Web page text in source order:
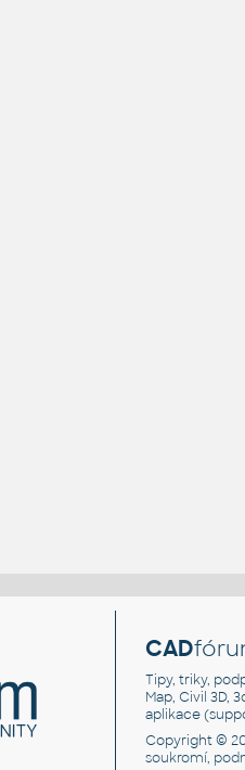
CAD
Tipy, triky,
Map, Civil 3D,
aplikace
Copyright ©
soukromí,